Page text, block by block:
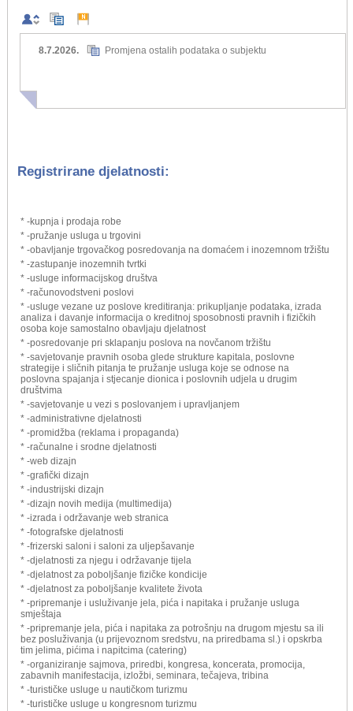
8.7.2026. Promjena ostalih podataka o subjektu
Registrirane djelatnosti:
* -kupnja i prodaja robe
* -pružanje usluga u trgovini
* -obavljanje trgovačkog posredovanja na domaćem i inozemnom tržištu
* -zastupanje inozemnih tvrtki
* -usluge informacijskog društva
* -računovodstveni poslovi
* -usluge vezane uz poslove kreditiranja: prikupljanje podataka, izrada
analiza i davanje informacija o kreditnoj sposobnosti pravnih i fizičkih
osoba koje samostalno obavljaju djelatnost
* -posredovanje pri sklapanju poslova na novčanom tržištu
* -savjetovanje pravnih osoba glede strukture kapitala, poslovne
strategije i sličnih pitanja te pružanje usluga koje se odnose na
poslovna spajanja i stjecanje dionica i poslovnih udjela u drugim
društvima
* -savjetovanje u vezi s poslovanjem i upravljanjem
* -administrativne djelatnosti
* -promidžba (reklama i propaganda)
* -računalne i srodne djelatnosti
* -web dizajn
* -grafički dizajn
* -industrijski dizajn
* -dizajn novih medija (multimedija)
* -izrada i održavanje web stranica
* -fotografske djelatnosti
* -frizerski saloni i saloni za uljepšavanje
* -djelatnosti za njegu i održavanje tijela
* -djelatnost za poboljšanje fizičke kondicije
* -djelatnost za poboljšanje kvalitete života
* -pripremanje i usluživanje jela, pića i napitaka i pružanje usluga
smještaja
* -pripremanje jela, pića i napitaka za potrošnju na drugom mjestu sa ili
bez posluživanja (u prijevoznom sredstvu, na priredbama sl.) i opskrba
tim jelima, pićima i napitcima (catering)
* -organiziranje sajmova, priredbi, kongresa, koncerata, promocija,
zabavnih manifestacija, izložbi, seminara, tečajeva, tribina
* -turističke usluge u nautičkom turizmu
* -turističke usluge u kongresnom turizmu